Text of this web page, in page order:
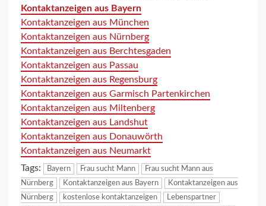
Kontaktanzeigen aus Bayern
Kontaktanzeigen aus München
Kontaktanzeigen aus Nürnberg
Kontaktanzeigen aus Berchtesgaden
Kontaktanzeigen aus Passau
Kontaktanzeigen aus Regensburg
Kontaktanzeigen aus Garmisch Partenkirchen
Kontaktanzeigen aus Miltenberg
Kontaktanzeigen aus Landshut
Kontaktanzeigen aus Donauwörth
Kontaktanzeigen aus Neumarkt
Tags:
Bayern Frau sucht Mann
Frau sucht Mann aus
Nürnberg
Kontaktanzeigen aus Bayern
Kontaktanzeigen aus
Nürnberg
kostenlose kontaktanzeigen
Lebenspartner